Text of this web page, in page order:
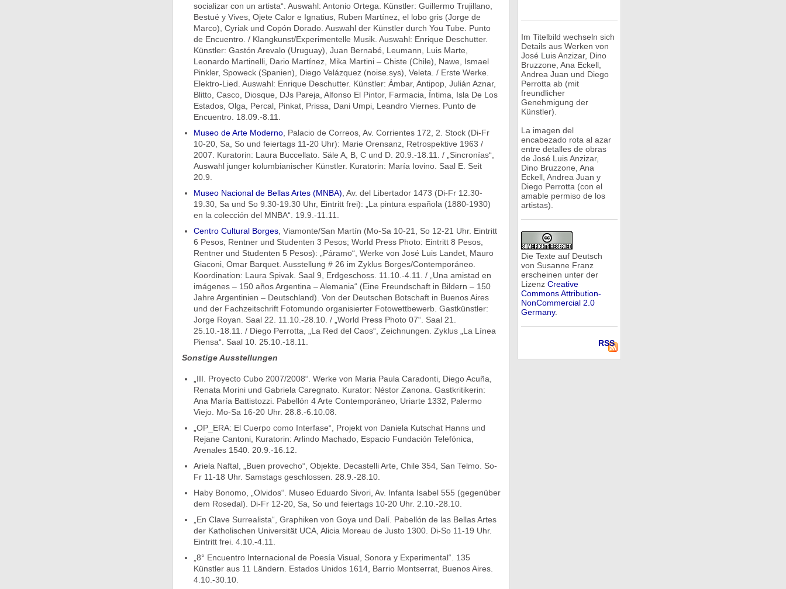
socializar con un artista“. Auswahl: Antonio Ortega. Künstler: Guillermo Trujillano,
Bestué y Vives, Ojete Calor e Ignatius, Ruben Martínez, el lobo gris (Jorge de
Marco), Cyriak und Copón Dorado. Auswahl der Künstler durch You Tube. Punto
de Encuentro. / Klangkunst/Experimentelle Musik. Auswahl: Enrique Deschutter.
Künstler: Gastón Arevalo (Uruguay), Juan Bernabé, Leumann, Luis Marte,
Leonardo Martinelli, Dario Martínez, Mika Martini – Chiste (Chile), Nawe, Ismael
Pinkler, Spoweck (Spanien), Diego Velázquez (noise.sys), Veleta. / Erste Werke.
Elektro-Lied. Auswahl: Enrique Deschutter. Künstler: Ámbar, Antipop, Julián Aznar,
Blitto, Casco, Diosque, DJs Pareja, Alfonso El Pintor, Farmacia, Íntima, Isla De Los
Estados, Olga, Percal, Pinkat, Prissa, Dani Umpi, Leandro Viernes. Punto de
Encuentro. 18.09.-8.11.
Museo de Arte Moderno, Palacio de Correos, Av. Corrientes 172, 2. Stock (Di-Fr
10-20, Sa, So und feiertags 11-20 Uhr): Marie Orensanz, Retrospektive 1963 /
2007. Kuratorin: Laura Buccellato. Säle A, B, C und D. 20.9.-18.11. / „Sincronías“,
Auswahl junger kolumbianischer Künstler. Kuratorin: María Iovino. Saal E. Seit
20.9.
Museo Nacional de Bellas Artes (MNBA) , Av. del Libertador 1473 (Di-Fr 12.30-
19.30, Sa und So 9.30-19.30 Uhr, Eintritt frei): „La pintura española (1880-1930)
en la colección del MNBA“. 19.9.-11.11.
Centro Cultural Borges, Viamonte/San Martín (Mo-Sa 10-21, So 12-21 Uhr. Eintritt
6 Pesos, Rentner und Studenten 3 Pesos; World Press Photo: Eintritt 8 Pesos,
Rentner und Studenten 5 Pesos): „Páramo“, Werke von José Luis Landet, Mauro
Giaconi, Omar Barquet. Ausstellung # 26 im Zyklus Borges/Contemporáneo.
Koordination: Laura Spivak. Saal 9, Erdgeschoss. 11.10.-4.11. / „Una amistad en
imágenes – 150 años Argentina – Alemania“ (Eine Freundschaft in Bildern – 150
Jahre Argentinien – Deutschland). Von der Deutschen Botschaft in Buenos Aires
und der Fachzeitschrift Fotomundo organisierter Fotowettbewerb. Gastkünstler:
Jorge Royan. Saal 22. 11.10.-28.10. / „World Press Photo 07“. Saal 21.
25.10.-18.11. / Diego Perrotta, „La Red del Caos“, Zeichnungen. Zyklus „La Línea
Piensa“. Saal 10. 25.10.-18.11.
Sonstige Ausstellungen
„III. Proyecto Cubo 2007/2008“. Werke von Maria Paula Caradonti, Diego Acuña,
Renata Morini und Gabriela Caregnato. Kurator: Néstor Zanona. Gastkritikerin:
Ana María Battistozzi. Pabellón 4 Arte Contemporáneo, Uriarte 1332, Palermo
Viejo. Mo-Sa 16-20 Uhr. 28.8.-6.10.08.
„OP_ERA: El Cuerpo como Interfase“, Projekt von Daniela Kutschat Hanns und
Rejane Cantoni, Kuratorin: Arlindo Machado, Espacio Fundación Telefónica,
Arenales 1540. 20.9.-16.12.
Ariela Naftal, „Buen provecho“, Objekte. Decastelli Arte, Chile 354, San Telmo. So-
Fr 11-18 Uhr. Samstags geschlossen. 28.9.-28.10.
Haby Bonomo, „Olvidos“. Museo Eduardo Sivori, Av. Infanta Isabel 555 (gegenüber
dem Rosedal). Di-Fr 12-20, Sa, So und feiertags 10-20 Uhr. 2.10.-28.10.
„En Clave Surrealista“, Graphiken von Goya und Dalí. Pabellón de las Bellas Artes
der Katholischen Universität UCA, Alicia Moreau de Justo 1300. Di-So 11-19 Uhr.
Eintritt frei. 4.10.-4.11.
„8° Encuentro Internacional de Poesía Visual, Sonora y Experimental“. 135
Künstler aus 11 Ländern. Estados Unidos 1614, Barrio Montserrat, Buenos Aires.
4.10.-30.10.
Im Titelbild wechseln sich
Details aus Werken von
José Luis Anzizar, Dino
Bruzzone, Ana Eckell,
Andrea Juan und Diego
Perrotta ab (mit
freundlicher
Genehmigung der
Künstler).
La imagen del
encabezado rota al azar
entre detalles de obras
de José Luis Anzizar,
Dino Bruzzone, Ana
Eckell, Andrea Juan y
Diego Perrotta (con el
amable permiso de los
artistas).
Die Texte auf Deutsch
von Susanne Franz
erscheinen unter der
Lizenz Creative
Commons Attribution-
NonCommercial 2.0
Germany.
RSS